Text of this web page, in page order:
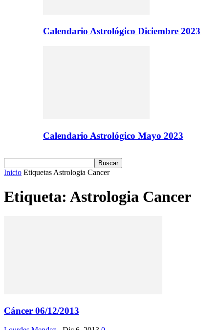
Calendario Astrológico Diciembre 2023
Calendario Astrológico Mayo 2023
Inicio Etiquetas Astrologia Cancer
Etiqueta: Astrologia Cancer
Cáncer 06/12/2013